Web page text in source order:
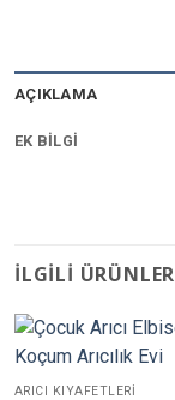
AÇIKLAMA
EK BILGI
İLGILI ÜRÜNLER
ARICI KIYAFETLERI